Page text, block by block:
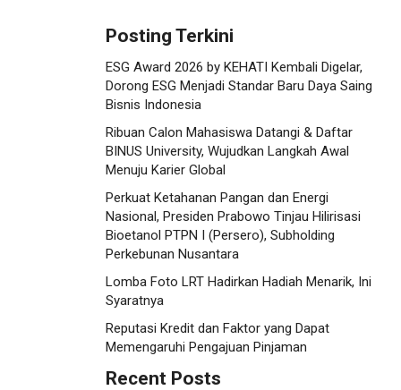
Posting Terkini
ESG Award 2026 by KEHATI Kembali Digelar,
Dorong ESG Menjadi Standar Baru Daya Saing
Bisnis Indonesia
Ribuan Calon Mahasiswa Datangi & Daftar
BINUS University, Wujudkan Langkah Awal
Menuju Karier Global
Perkuat Ketahanan Pangan dan Energi
Nasional, Presiden Prabowo Tinjau Hilirisasi
Bioetanol PTPN I (Persero), Subholding
Perkebunan Nusantara
Lomba Foto LRT Hadirkan Hadiah Menarik, Ini
Syaratnya
Reputasi Kredit dan Faktor yang Dapat
Memengaruhi Pengajuan Pinjaman
Recent Posts